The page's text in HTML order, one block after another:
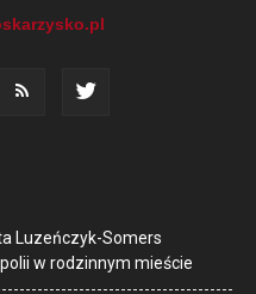
Luzeńczyk-Somers
w rodzinnym mieście